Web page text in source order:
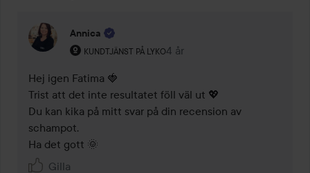
Annica
KUNDTJÄNST PÅ LYKO
Användarens roll: Kundtjänst på Lyko.
4 år
Kommentaren lades 4 år
Hej igen Fatima 🍓
Trist att det inte resultatet föll väl ut 💖
Du kan kika på mitt svar på din recension av
schampot.
Ha det gott 🌞
Gilla